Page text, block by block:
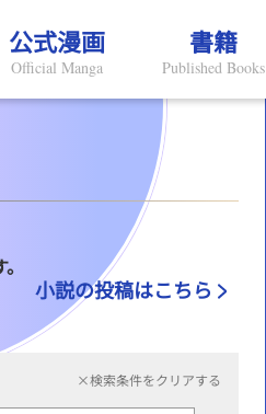
公式漫画
Official Manga
書籍
Published Books
小説の投稿はこちら
×検索条件をクリアする